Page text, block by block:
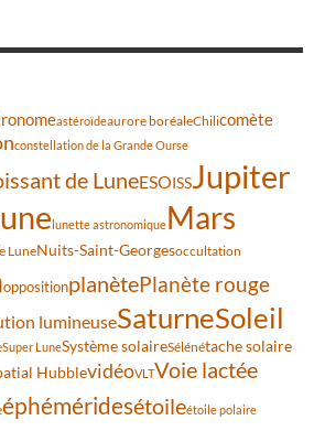
astéroïdeaurore boréaleChilicomète
constellation de la Grande Ourse
de LuneESOISSJupiter
lunette astronomiqueMars
LuneNuits-Saint-Georgesoccultation
oppositionplanètePlanète rouge
lumineuseSaturneSoleil
Super LuneSystème solaireSélénétache solaire
HubblevidéoVLTVoie lactée
éphéméridesétoileétoile polaire